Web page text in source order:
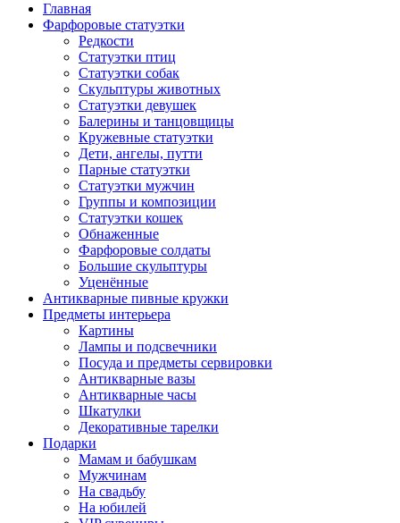
Главная
Фарфоровые статуэтки
Редкости
Cтатуэтки птиц
Cтатуэтки собак
Скульптуры животных
Статуэтки девушек
Балерины и танцовщицы
Кружевные статуэтки
Дети, ангелы, путти
Парные статуэтки
Статуэтки мужчин
Группы и композиции
Статуэтки кошек
Обнаженные
Фарфоровые солдаты
Большие скульптуры
Уценённые
Антикварные пивные кружки
Предметы интерьера
Картины
Лампы и подсвечники
Посуда и предметы сервировки
Антикварные вазы
Антикварные часы
Шкатулки
Декоративные тарелки
Подарки
Мамам и бабушкам
Мужчинам
На свадьбу
На юбилей